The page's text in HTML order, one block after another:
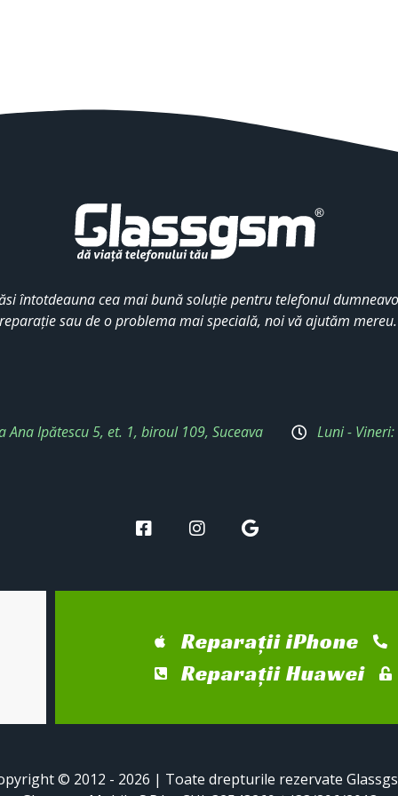
întotdeauna cea mai bună soluție pentru telefonul
sau de o problema mai specială, noi vă ajutăm
Ana Ipătescu 5, et. 1, biroul 109, Suceava Luni -
Reparații iPhone
Reparații Huawei
© 2012 - 2026 | Toate drepturile rezervate